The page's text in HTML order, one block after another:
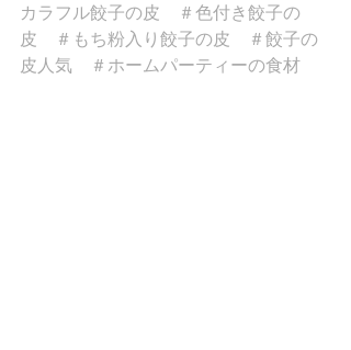
カラフル餃子の皮　＃色付き餃子の
皮　＃もち粉入り餃子の皮　＃餃子の
皮人気　＃ホームパーティーの食材